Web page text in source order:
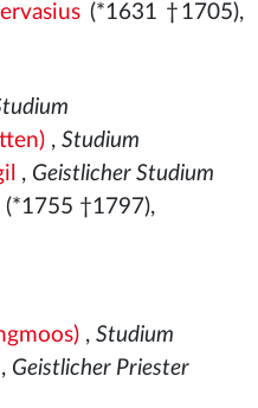
(*1631 †1705),
, Studium
, Geistlicher Studium
(*1755 †1797),
, Studium
Geistlicher Priester